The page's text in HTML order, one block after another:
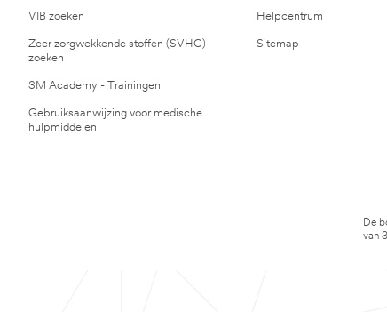
VIB zoeken
Zeer zorgwekkende stoffen (SVHC)
zoeken
3M Academy - Trainingen
Gebruiksaanwijzing voor medische
hulpmiddelen
Helpcentrum
Sitemap
De
van